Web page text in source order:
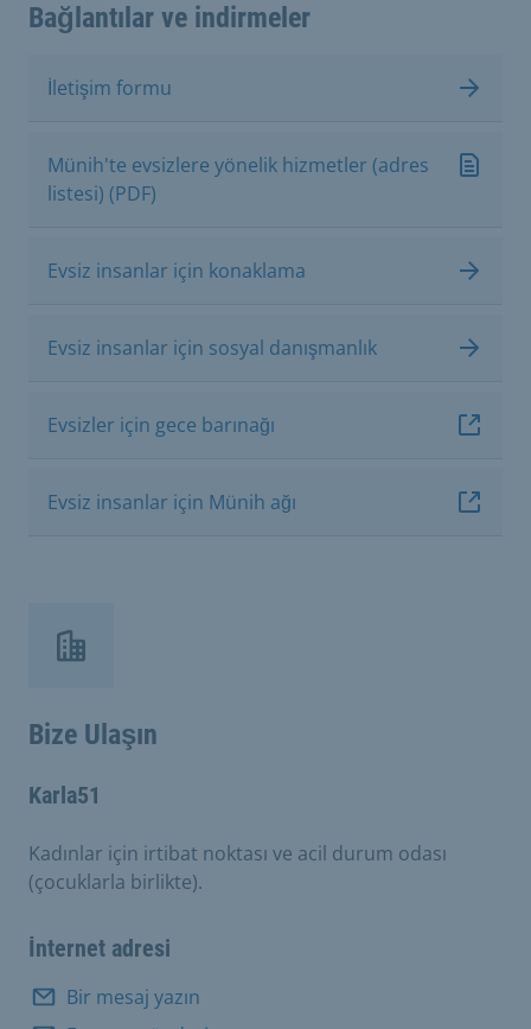
Bağlantılar ve indirmeler
İletişim formu
Münih'te evsizlere yönelik hizmetler (adres
listesi) (PDF)
Evsiz insanlar için konaklama
Evsiz insanlar için sosyal danışmanlık
Evsizler için gece barınağı
Evsiz insanlar için Münih ağı
Bize Ulaşın
Karla51
Kadınlar için irtibat noktası ve acil durum odası
(çocuklarla birlikte).
İnternet adresi
Bir mesaj yazın